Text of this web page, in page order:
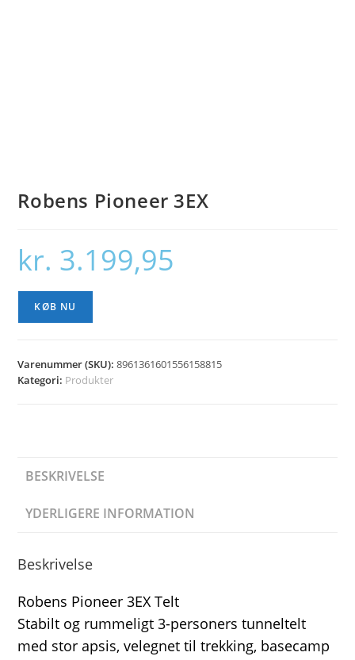
Robens Pioneer 3EX
kr. 3.199,95
KØB NU
Varenummer (SKU):8961361601556158815
Kategori: Produkter
BESKRIVELSE
YDERLIGERE INFORMATION
Beskrivelse
Robens Pioneer 3EX Telt
Stabilt og rummeligt 3-personers tunneltelt
med stor apsis, velegnet til trekking, basecamp